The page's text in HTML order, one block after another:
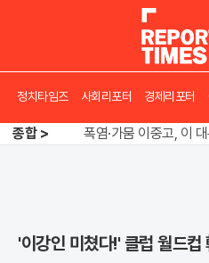
정치타임즈 사회리포터 경제리포터
종합 >
오뚜기·비비고 면
"징벌적 과세 없다
폭염·가뭄 이중고, 이
'이강인 미쳤다!' 클럽 월드